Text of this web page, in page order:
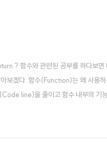
? 함수와 관련된 공부를 하다보면
보겠다. 함수(Function)는 왜 사용
line)을 줄이고 함수 내부의